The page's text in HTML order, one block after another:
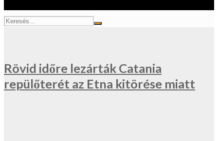
Rövid időre lezárták Catania
repülőterét az Etna kitörése miatt